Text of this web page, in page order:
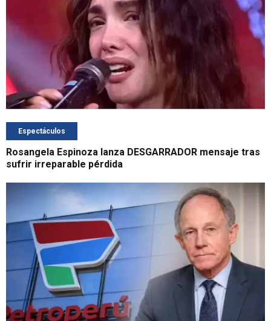
Espectáculos
Rosangela Espinoza lanza DESGARRADOR mensaje tras
sufrir irreparable pérdida